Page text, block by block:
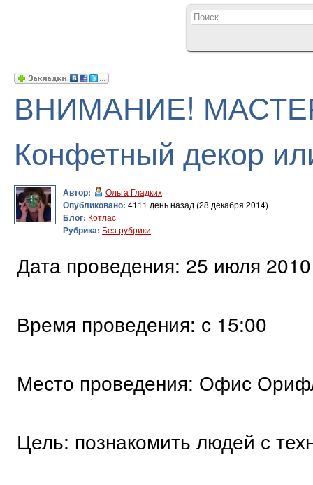
ВНИМАНИЕ!
Конфетный декор
Автор: Ольга Гладких
Опубликовано: 4111 день назад (28 декабря 2014)
Блог: Котлас
Рубрика: Без рубрики
Дата проведения: 25 июля 2010
Время проведения: с 15:00
Место проведения: Офис
Цель: познакомить людей с